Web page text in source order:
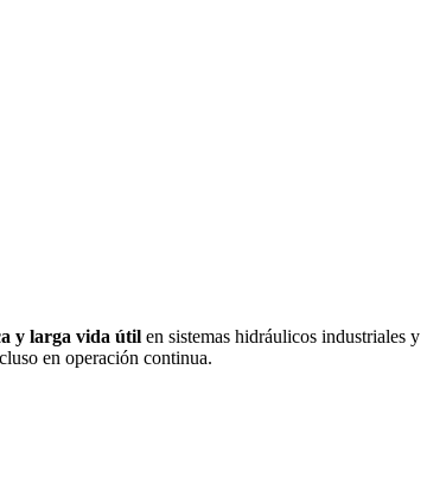
y larga vida útil en sistemas hidráulicos industriales y
en operación continua.